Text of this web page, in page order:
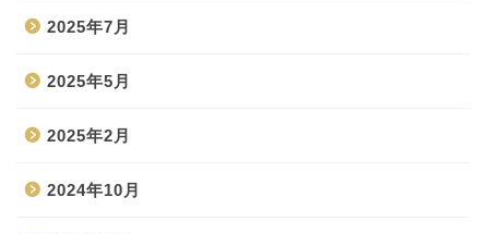
2025年7月
2025年5月
2025年2月
2024年10月